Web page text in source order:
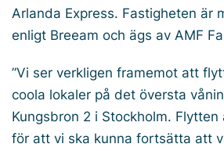
Arlanda Express. Fastigheten är
enligt Breeam och ägs av AMF
”Vi ser verkligen framemot att
coola lokaler på det översta
Kungsbron 2 i Stockholm.
för att vi ska kunna fortsätta att